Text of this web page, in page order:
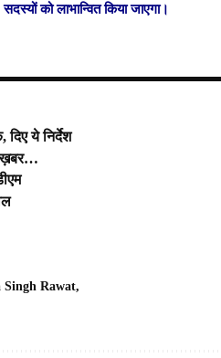
को लाभान्वित किया जाएगा।
ये निर्देश
ख़बर…
Rawat